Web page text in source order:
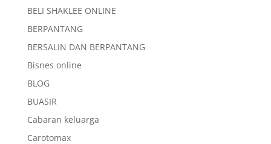
BELI SHAKLEE ONLINE
BERPANTANG
BERSALIN DAN BERPANTANG
Bisnes online
BLOG
BUASIR
Cabaran keluarga
Carotomax